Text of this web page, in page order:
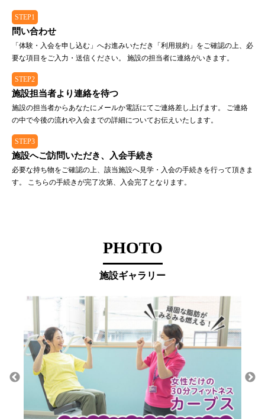
STEP1
問い合わせ
「体験・入会を申し込む」へお進みいただき「利用規約」をご確認の上、必
要な項目をご入力・送信ください。 施設の担当者に連絡がいきます。
STEP2
施設担当者より連絡を待つ
施設の担当者からあなたにメールか電話にてご連絡差し上げます。 ご連絡
の中で今後の流れや入会までの詳細についてお伝えいたします。
STEP3
施設へご訪問いただき、入会手続き
必要な持ち物をご確認の上、該当施設へ見学・入会の手続きを行って頂きま
す。 こちらの手続きが完了次第、入会完了となります。
PHOTO
施設ギャラリー